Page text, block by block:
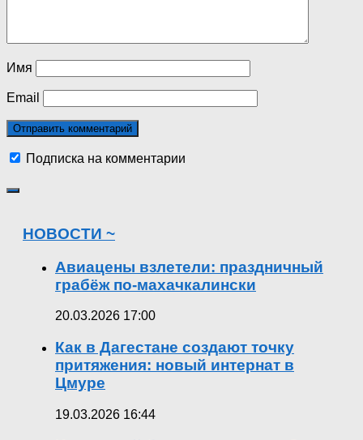
Имя
Email
Подписка на комментарии
НОВОСТИ ~
Авиацены взлетели: праздничный
грабёж по-махачкалински
20.03.2026 17:00
Как в Дагестане создают точку
притяжения: новый интернат в
Цмуре
19.03.2026 16:44